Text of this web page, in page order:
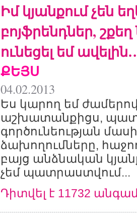
Իմ կյանքում չեն
բոյֆրենդներ,
ունեցել եմ
ՔԵՅՍ
04.02.2013
Ես կարող եմ ժամերով
աշխատանքիցս,
գործունեության
ձախողումները,
բայց անձնական
չեմ պատրաստվում...
Դիտվել է 11732